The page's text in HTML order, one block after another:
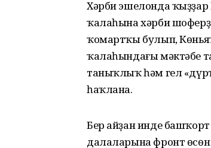
Хәрби эшелонда
ҡалаһына хәрби
ҡомартҡы булып, Көньяҡ
ҡалаһындағы мәктәбе
таныҡлыҡ һәм гел
һаҡлана.
Бер айҙан инде
далаларына фронт